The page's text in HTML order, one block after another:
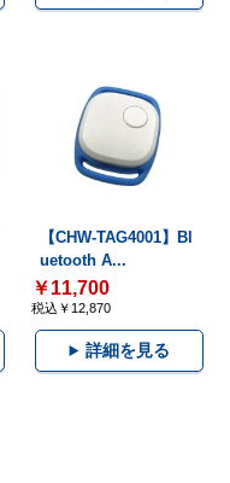
【CHW-TAG4001】Bl
uetooth A...
￥11,700
税込￥12,870
詳細を見る